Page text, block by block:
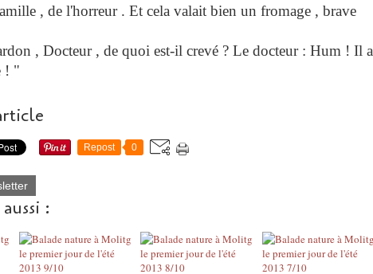
, de l'horreur . Et cela valait bien un fromage , brave
, Docteur , de quoi est-il crevé ? Le docteur : Hum ! Il a
! "
Repost 0
: